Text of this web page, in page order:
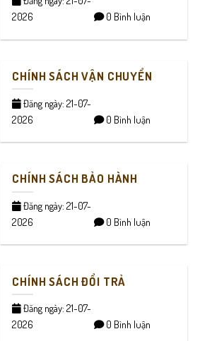
2026
0 Bình luận
CHÍNH SÁCH VẬN CHUYỂN
Đăng ngày: 21-07-
2026
0 Bình luận
CHÍNH SÁCH BẢO HÀNH
Đăng ngày: 21-07-
2026
0 Bình luận
CHÍNH SÁCH ĐỔI TRẢ
Đăng ngày: 21-07-
2026
0 Bình luận